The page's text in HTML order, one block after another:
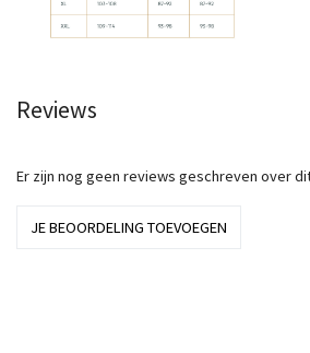
Reviews
Er zijn nog geen reviews geschreven over
JE BEOORDELING TOEVOEGEN